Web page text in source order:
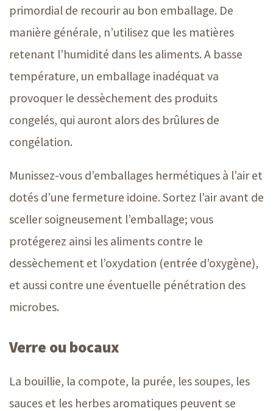
primordial de recourir au bon emballage. De
manière générale, n’utilisez que les matières
retenant l’humidité dans les aliments. A basse
température, un emballage inadéquat va
provoquer le dessèchement des produits
congelés, qui auront alors des brûlures de
congélation.
Munissez-vous d’emballages hermétiques à l’air et
dotés d’une fermeture idoine. Sortez l’air avant de
sceller soigneusement l’emballage; vous
protégerez ainsi les aliments contre le
dessèchement et l’oxydation (entrée d’oxygène),
et aussi contre une éventuelle pénétration des
microbes.
Verre ou bocaux
La bouillie, la compote, la purée, les soupes, les
sauces et les herbes aromatiques peuvent se